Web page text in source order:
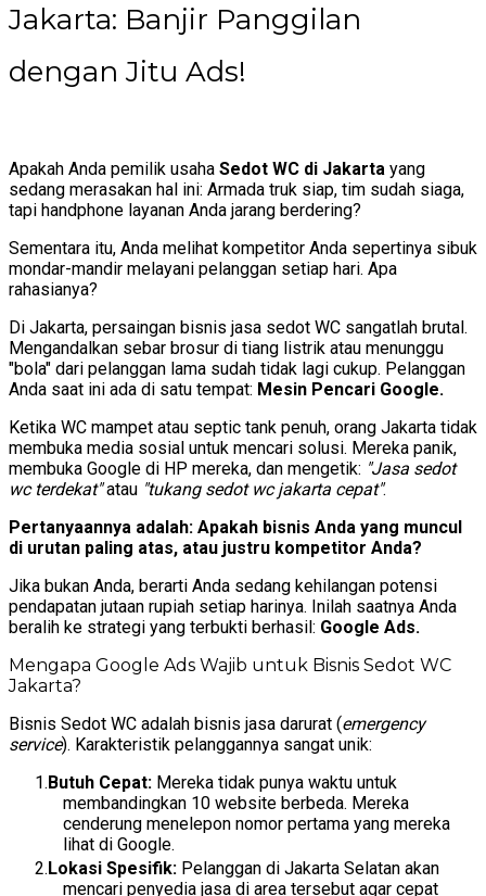
Jakarta: Banjir Panggilan
dengan Jitu Ads!
Apakah Anda pemilik usaha Sedot WC di Jakarta yang
sedang merasakan hal ini: Armada truk siap, tim sudah siaga,
tapi handphone layanan Anda jarang berdering?
Sementara itu, Anda melihat kompetitor Anda sepertinya sibuk
mondar-mandir melayani pelanggan setiap hari. Apa
rahasianya?
Di Jakarta, persaingan bisnis jasa sedot WC sangatlah brutal.
Mengandalkan sebar brosur di tiang listrik atau menunggu
"bola" dari pelanggan lama sudah tidak lagi cukup. Pelanggan
Anda saat ini ada di satu tempat: Mesin Pencari Google.
Ketika WC mampet atau septic tank penuh, orang Jakarta tidak
membuka media sosial untuk mencari solusi. Mereka panik,
membuka Google di HP mereka, dan mengetik: "Jasa sedot
wc terdekat"atau "tukang sedot wc jakarta cepat".
Pertanyaannya adalah: Apakah bisnis Anda yang muncul
di urutan paling atas, atau justru kompetitor Anda?
Jika bukan Anda, berarti Anda sedang kehilangan potensi
pendapatan jutaan rupiah setiap harinya. Inilah saatnya Anda
beralih ke strategi yang terbukti berhasil: Google Ads.
Mengapa Google Ads Wajib untuk Bisnis Sedot WC
Jakarta?
Bisnis Sedot WC adalah bisnis jasa darurat (emergency
service). Karakteristik pelanggannya sangat unik:
Butuh Cepat: Mereka tidak punya waktu untuk
membandingkan 10 website berbeda. Mereka
cenderung menelepon nomor pertama yang mereka
lihat di Google.
Lokasi Spesifik: Pelanggan di Jakarta Selatan akan
mencari penyedia jasa di area tersebut agar cepat